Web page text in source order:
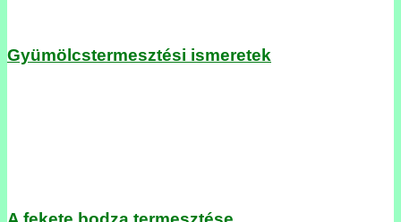
Gyümölcstermesztési ismeretek